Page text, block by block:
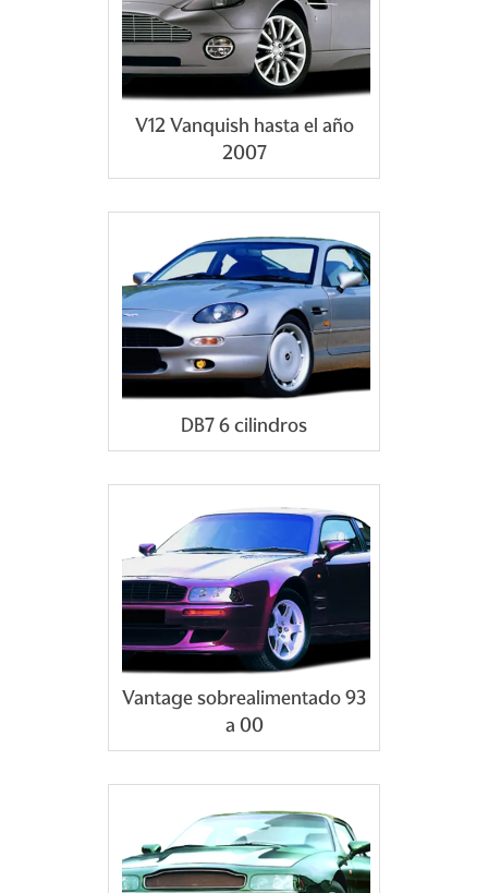
V12 Vanquish hasta el año
2007
DB7 6 cilindros
Vantage sobrealimentado 93
a 00